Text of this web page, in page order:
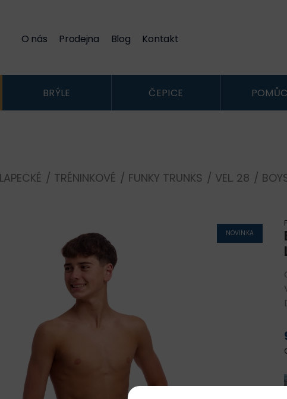
O nás Prodejna Blog Kontakt
BRÝLE ČEPICE
/ TRÉNINKOVÉ / FUNKY TRUNKS / VEL. 28 /
NOVINKA